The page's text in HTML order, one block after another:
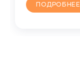
ПОДРОБНЕЕ